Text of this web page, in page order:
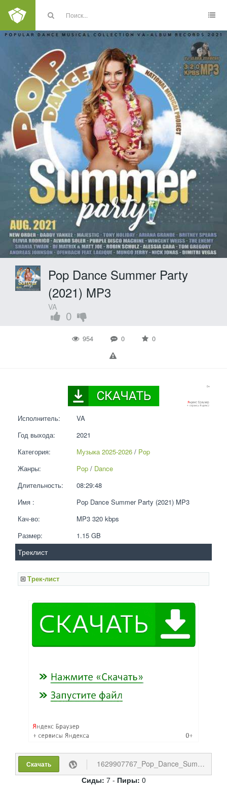
Pop Dance Summer Party
(2021) MP3
VA
0
954 0 0
Исполнитель:
VA
Год выхода:
2021
Категория:
Музыка 2025-2026 / Pop
Жанры:
Pop / Dance
Длительность:
08:29:48
Имя :
Pop Dance Summer Party (2021) MP3
Кач-во:
MP3 320 kbps
Размер:
1.15 GB
Треклист
Трек-лист
Скачать
1629907767_Pop_Dance_Summer_Party.torrent
Сиды: 7 - Пиры: 0